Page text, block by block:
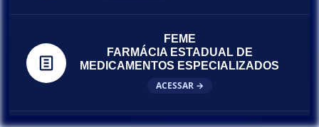
FEME
FARMÁCIA ESTADUAL DE
MEDICAMENTOS ESPECIALIZADOS
ACESSAR →